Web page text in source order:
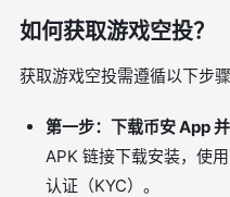
如何获取游戏空投？
获取游戏空投需遵循以下步骤
第一步：下载币安 App
APK 链接下载安装，使
认证（KYC）。